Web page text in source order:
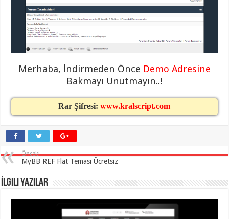
taşımacılık,
gaziantep
taşımacılık,
gaziantep
evden
taşımacılık,
taşımacılık,
evden
taşımacılık,
evden
eve
taşımacılık,
gaziantep
asansörlü
taşıma
gaziantep
Merhaba, İndirmeden Önce Demo Adresine
Bakmayı Unutmayın..!
Rar Şifresi:www.kralscript.com
Önceki
MyBB REF Flat Teması Ücretsiz
İlgili Yazılar